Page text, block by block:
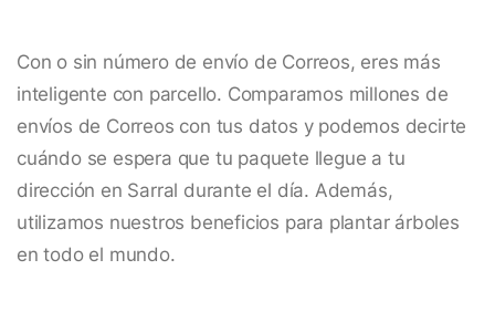
Con o sin número de envío de Correos, eres más
inteligente con parcello. Comparamos millones de
envíos de Correos con tus datos y podemos decirte
cuándo se espera que tu paquete llegue a tu
dirección en Sarral durante el día. Además,
utilizamos nuestros beneficios para plantar árboles
en todo el mundo.